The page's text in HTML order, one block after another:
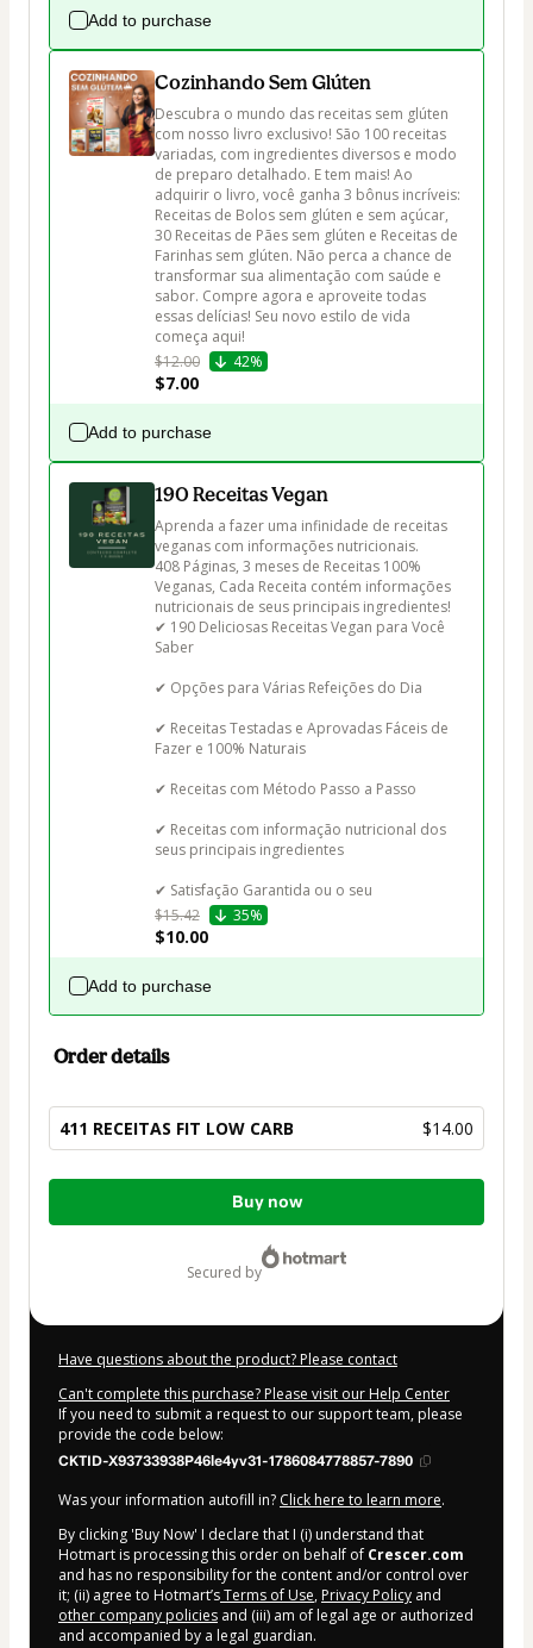
Add to purchase
Cozinhando Sem Glúten
Descubra o mundo das receitas sem glúten
com nosso livro exclusivo! São 100 receitas
variadas, com ingredientes diversos e modo
de preparo detalhado. E tem mais! Ao
adquirir o livro, você ganha 3 bônus incríveis:
Receitas de Bolos sem glúten e sem açúcar,
30 Receitas de Pães sem glúten e Receitas de
Farinhas sem glúten. Não perca a chance de
transformar sua alimentação com saúde e
sabor. Compre agora e aproveite todas
essas delícias! Seu novo estilo de vida
começa aqui!
$12.00
42%
$7.00
Add to purchase
190 Receitas Vegan
Aprenda a fazer uma infinidade de receitas
veganas com informações nutricionais.
408 Páginas, 3 meses de Receitas 100%
Veganas, Cada Receita contém informações
nutricionais de seus principais ingredientes!
✔ 190 Deliciosas Receitas Vegan para Você
Saber
✔ Opções para Várias Refeições do Dia
✔ Receitas Testadas e Aprovadas Fáceis de
Fazer e 100% Naturais
✔ Receitas com Método Passo a Passo
✔ Receitas com informação nutricional dos
seus principais ingredientes
✔ Satisfação Garantida ou o seu
$15.42
35%
$10.00
Add to purchase
Order details
411 RECEITAS FIT LOW CARB $14.00
Total
Buy now
secured by
Have questions about the product? Please contact
Can't complete this purchase? Please visit our Help Center
If you need to submit a request to our support team, please
provide the code below:
CKTID-X93733938P46le4yv31-1786084778857-7890
Was your information autofill in? Click here to learn more.
By clicking 'Buy Now' I declare that I (i) understand that
Hotmart is processing this order on behalf of Crescer.com
and has no responsibility for the content and/or control over
it; (ii) agree to Hotmart’sTerms of Use, Privacy Policy and
other company policies and (iii) am of legal age or authorized
and accompanied by a legal guardian.